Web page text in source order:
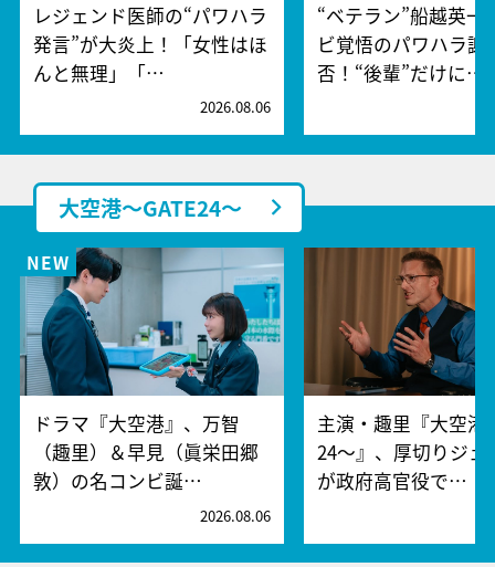
レジェンド医師の“パワハラ
発言”が大炎上！「女性はほ
んと無理」「…
2026.08.06
“ベテラン”船越英一
ビ覚悟のパワハラ謝
否！“後輩”だけに…
大空港～GATE24～
ドラマ『大空港』、万智
（趣里）＆早見（眞栄田郷
敦）の名コンビ誕…
2026.08.06
主演・趣里『大空港
24～』、厚切りジェ
が政府高官役で…